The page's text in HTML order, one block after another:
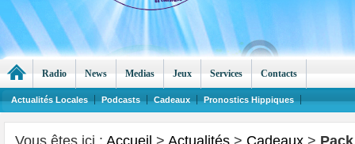
Vous êtes ici : Accueil > Actualités > Cadeaux >
Radio News Medias Jeux Services Contacts
Actualités Locales Podcasts Cadeaux Pronostics Hippiques